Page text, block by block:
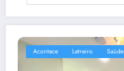
Acontece Letreiro Saúde